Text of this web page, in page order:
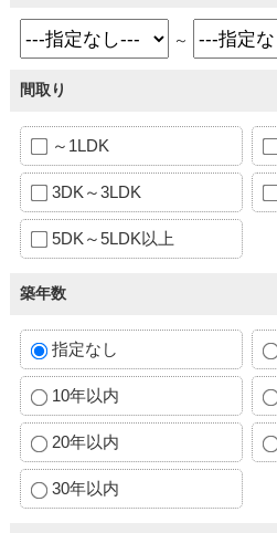
～
間取り
～1LDK
3DK～3LDK
5DK～5LDK以上
築年数
指定なし
10年以内
20年以内
30年以内